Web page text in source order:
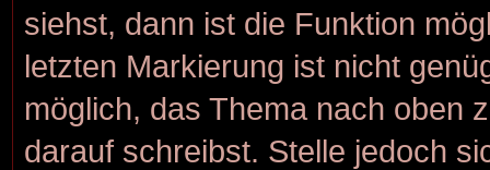
siehst, dann ist die Funktion
letzten Markierung ist nicht
möglich, das Thema nach oben
darauf schreibst. Stelle jedoch